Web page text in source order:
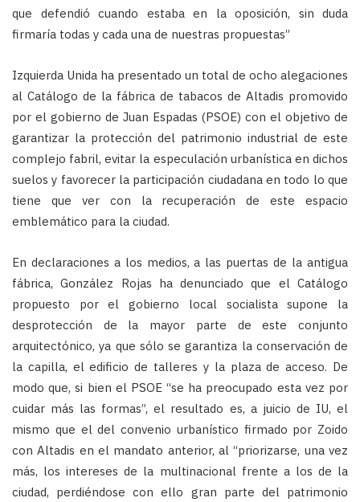
que defendió cuando estaba en la oposición, sin duda
firmaría todas y cada una de nuestras propuestas”
Izquierda Unida ha presentado un total de ocho alegaciones
al Catálogo de la fábrica de tabacos de Altadis promovido
por el gobierno de Juan Espadas (PSOE) con el objetivo de
garantizar la protección del patrimonio industrial de este
complejo fabril, evitar la especulación urbanística en dichos
suelos y favorecer la participación ciudadana en todo lo que
tiene que ver con la recuperación de este espacio
emblemático para la ciudad.
En declaraciones a los medios, a las puertas de la antigua
fábrica, González Rojas ha denunciado que el Catálogo
propuesto por el gobierno local socialista supone la
desprotección de la mayor parte de este conjunto
arquitectónico, ya que sólo se garantiza la conservación de
la capilla, el edificio de talleres y la plaza de acceso. De
modo que, si bien el PSOE “se ha preocupado esta vez por
cuidar más las formas”, el resultado es, a juicio de IU, el
mismo que el del convenio urbanístico firmado por Zoido
con Altadis en el mandato anterior, al “priorizarse, una vez
más, los intereses de la multinacional frente a los de la
ciudad, perdiéndose con ello gran parte del patrimonio